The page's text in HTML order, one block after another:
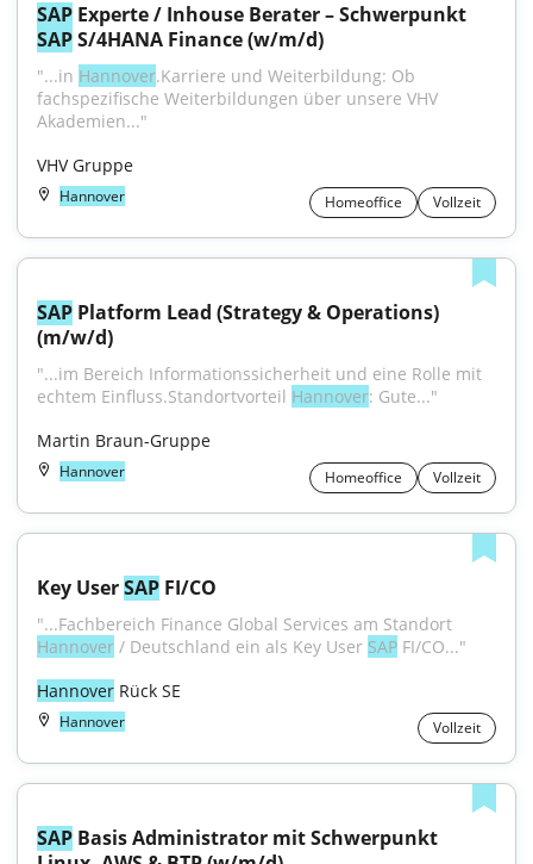
SAP
SAP S/4HANA Finance (w/m/d)
"...in Hannover.Karriere und Weiterbildung: Ob
fachspezifische Weiterbildungen über unsere VHV
Akademien..."
VHV Gruppe
Hannover Homeoffice Vollzeit
SAP Platform Lead (Strategy & Operations)
(m/w/d)
"...im Bereich Informationssicherheit und eine Rolle mit
echtem Einfluss.Standortvorteil Hannover: Gute..."
Martin Braun-Gruppe
Hannover Homeoffice Vollzeit
Key User SAP FI/CO
Hannover / Deutsch­land ein als Key User SAP FI/CO..."
Hannover Rück SE
Hannover Vollzeit
SAP Basis Administrator mit Schwerpunkt